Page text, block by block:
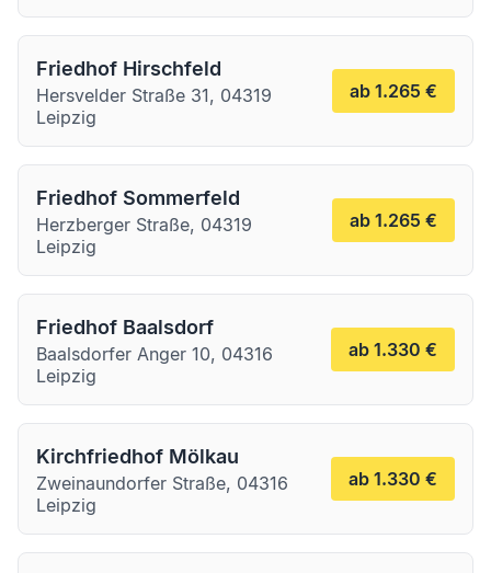
Friedhof Hirschfeld
Hersvelder Straße 31, 04319
Leipzig
ab 1.265 €
Friedhof Sommerfeld
Herzberger Straße, 04319
Leipzig
ab 1.265 €
Friedhof Baalsdorf
Baalsdorfer Anger 10, 04316
Leipzig
ab 1.330 €
Kirchfriedhof Mölkau
Zweinaundorfer Straße, 04316
Leipzig
ab 1.330 €